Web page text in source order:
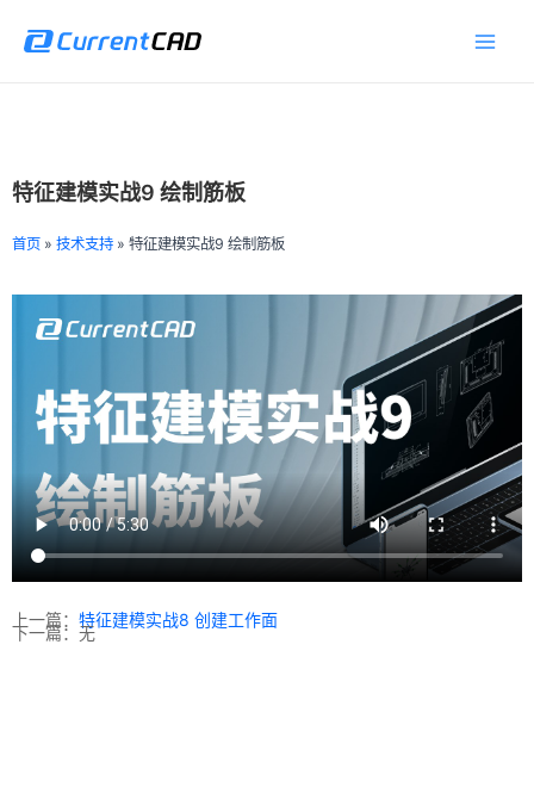
特征建模实战9 绘制筋板
首页 » 技术支持 » 特征建模实战9 绘制筋板
上一篇： 特征建模实战8 创建工作面
下一篇：无